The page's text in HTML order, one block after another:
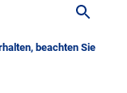
beachten Sie